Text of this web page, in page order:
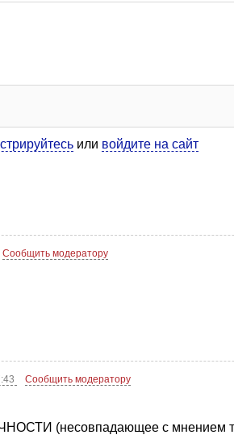
или войдите на сайт
Сообщить модератору
Сообщить модератору
(несовпадающее с мнением